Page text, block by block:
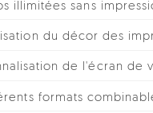
du décor des impressions
de l'écran de veille
combinables
4 photos par format